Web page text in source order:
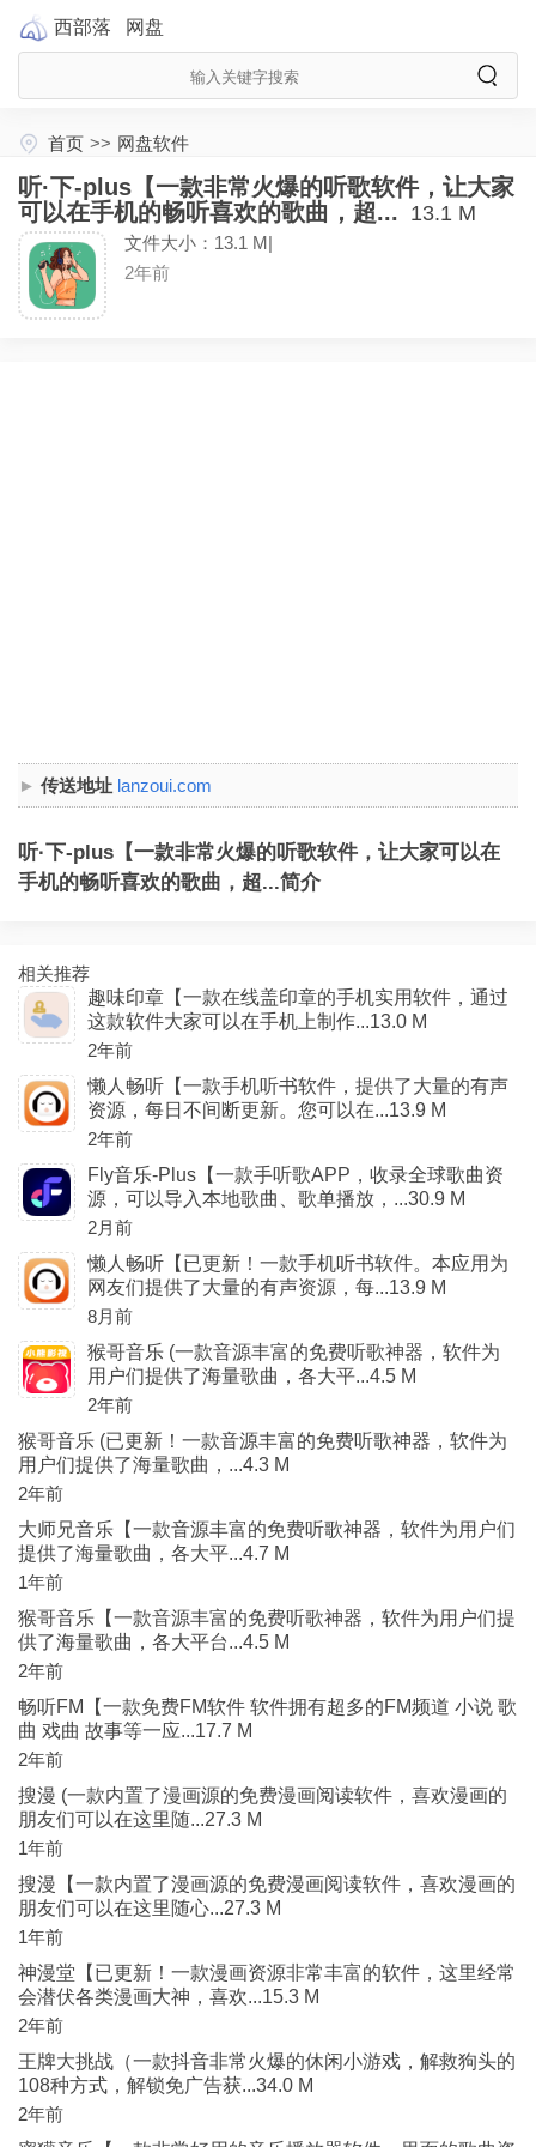
西部落 网盘
首页 >> 网盘软件
听·下-plus【一款非常火爆的听歌软件，让大家
可以在手机的畅听喜欢的歌曲，超... 13.1 M
文件大小：13.1 M|
2年前
传送地址 lanzoui.com
听·下-plus【一款非常火爆的听歌软件，让大家可以在
手机的畅听喜欢的歌曲，超...简介
相关推荐
趣味印章【一款在线盖印章的手机实用软件，通过
这款软件大家可以在手机上制作...13.0 M
2年前
懒人畅听【一款手机听书软件，提供了大量的有声
资源，每日不间断更新。您可以在...13.9 M
2年前
Fly音乐-Plus【一款手听歌APP，收录全球歌曲资
源，可以导入本地歌曲、歌单播放，...30.9 M
2月前
懒人畅听【已更新！一款手机听书软件。本应用为
网友们提供了大量的有声资源，每...13.9 M
8月前
猴哥音乐 (一款音源丰富的免费听歌神器，软件为
用户们提供了海量歌曲，各大平...4.5 M
2年前
猴哥音乐 (已更新！一款音源丰富的免费听歌神器，软件为
用户们提供了海量歌曲，...4.3 M
2年前
大师兄音乐【一款音源丰富的免费听歌神器，软件为用户们
提供了海量歌曲，各大平...4.7 M
1年前
猴哥音乐【一款音源丰富的免费听歌神器，软件为用户们提
供了海量歌曲，各大平台...4.5 M
2年前
畅听FM【一款免费FM软件 软件拥有超多的FM频道 小说 歌
曲 戏曲 故事等一应...17.7 M
2年前
搜漫 (一款内置了漫画源的免费漫画阅读软件，喜欢漫画的
朋友们可以在这里随...27.3 M
1年前
搜漫【一款内置了漫画源的免费漫画阅读软件，喜欢漫画的
朋友们可以在这里随心...27.3 M
1年前
神漫堂【已更新！一款漫画资源非常丰富的软件，这里经常
会潜伏各类漫画大神，喜欢...15.3 M
2年前
王牌大挑战（一款抖音非常火爆的休闲小游戏，解救狗头的
108种方式，解锁免广告获...34.0 M
2年前